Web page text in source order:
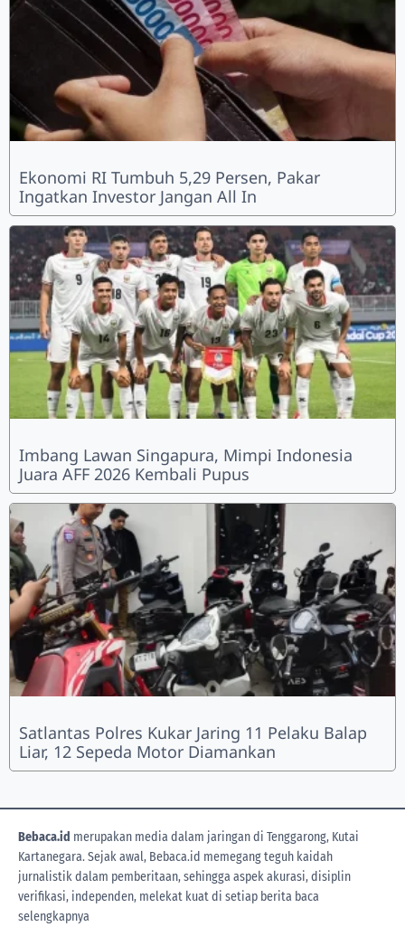
Ekonomi RI Tumbuh 5,29 Persen, Pakar
Ingatkan Investor Jangan All In
Imbang Lawan Singapura, Mimpi Indonesia
Juara AFF 2026 Kembali Pupus
Satlantas Polres Kukar Jaring 11 Pelaku Balap
Liar, 12 Sepeda Motor Diamankan
Bebaca.id merupakan media dalam jaringan di Tenggarong, Kutai
Kartanegara. Sejak awal, Bebaca.id memegang teguh kaidah
jurnalistik dalam pemberitaan, sehingga aspek akurasi, disiplin
verifikasi, independen, melekat kuat di setiap berita baca
selengkapnya